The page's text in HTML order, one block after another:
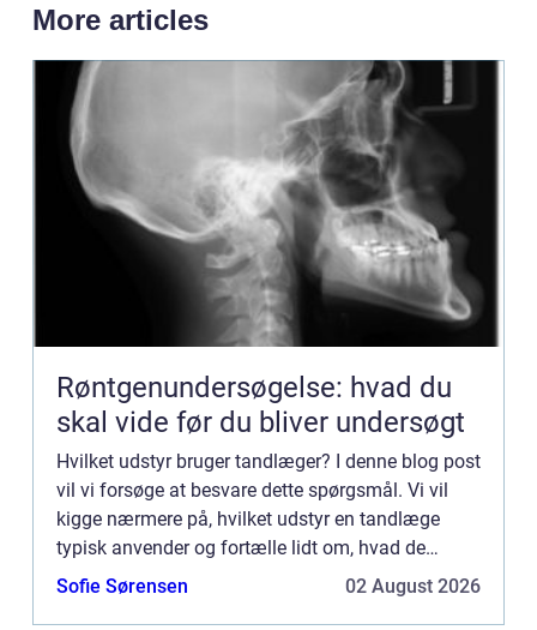
More articles
Røntgenundersøgelse: hvad du
skal vide før du bliver undersøgt
Hvilket udstyr bruger tandlæger? I denne blog post
vil vi forsøge at besvare dette spørgsmål. Vi vil
kigge nærmere på, hvilket udstyr en tandlæge
typisk anvender og fortælle lidt om, hvad de
forskellige lyde betyder. Vi vil også give et overblik
Sofie Sørensen 02 August 2026